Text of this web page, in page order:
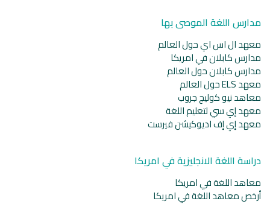
مدارس اللغة الموصى بها
معهد ال اس اي حول العالم
مدارس كابلان في امريكا
مدارس كابلان حول العالم
معهد ELS حول العالم
معاهد نيو كوليج جروب
معهد إي سي لتعليم اللغة
معهد إي إف اديوكيشن فيرست
دراسة اللغة الانجليزية في امريكا
معاهد اللغة في امريكا
أرخص معاهد اللغة في امريكا